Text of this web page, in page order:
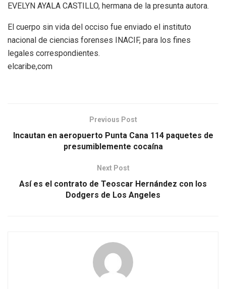
EVELYN AYALA CASTILLO, hermana de la presunta autora.
El cuerpo sin vida del occiso fue enviado el instituto
nacional de ciencias forenses INACIF, para los fines
legales correspondientes.
elcaribe,com
Previous Post
Incautan en aeropuerto Punta Cana 114 paquetes de
presumiblemente cocaína
Next Post
Así es el contrato de Teoscar Hernández con los
Dodgers de Los Angeles